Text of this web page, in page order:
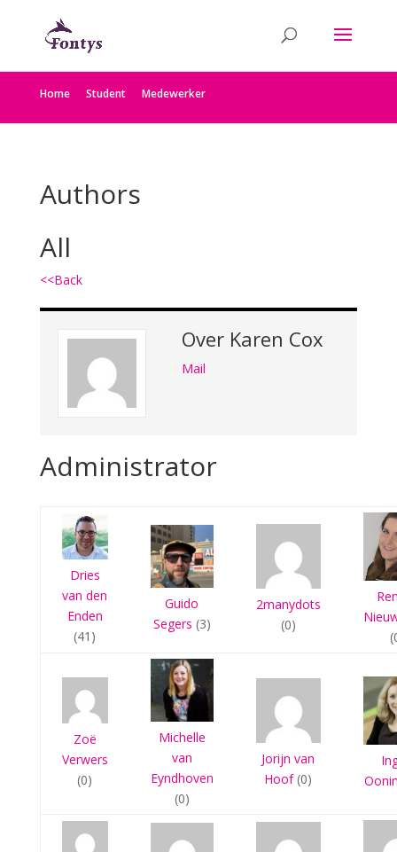
Home Student Medewerker
Authors
All
<<Back
Over Karen Cox
Mail
Administrator
Dries
van den
Enden
(41)
Guido
Segers (3)
2manydots
(0)
Zoë
Verwers
(0)
Michelle
van
Eyndhoven
(0)
Jorijn van
Hoof(0)